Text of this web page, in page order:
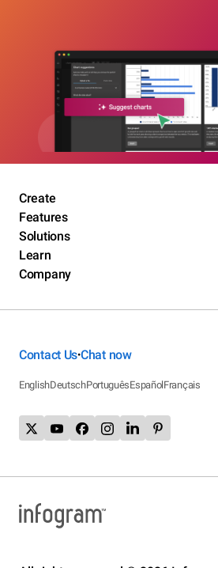
Create
Features
Solutions
Learn
Company
Contact Us•Chat now
EnglishDeutschPortuguêsEspañolFrançais